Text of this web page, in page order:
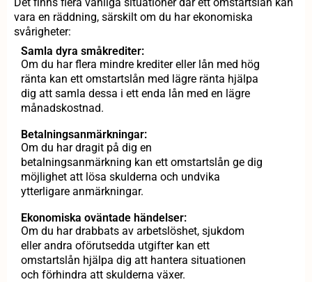
vara en räddning, särskilt om du har ekonomiska
svårigheter:
Samla dyra småkrediter:
Om du har flera mindre krediter eller lån med hög
ränta kan ett omstartslån med lägre ränta hjälpa
dig att samla dessa i ett enda lån med en lägre
månadskostnad.
Betalningsanmärkningar:
Om du har dragit på dig en
betalningsanmärkning kan ett omstartslån ge dig
möjlighet att lösa skulderna och undvika
ytterligare anmärkningar.
Ekonomiska oväntade händelser:
Om du har drabbats av arbetslöshet, sjukdom
eller andra oförutsedda utgifter kan ett
omstartslån hjälpa dig att hantera situationen
och förhindra att skulderna växer.